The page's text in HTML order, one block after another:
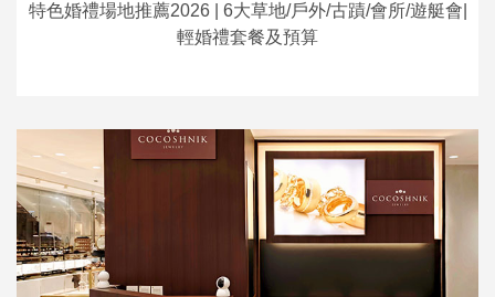
特色婚禮場地推薦2026 | 6大草地/戶外/古蹟/會所/遊艇會|
輕婚禮套餐及預算